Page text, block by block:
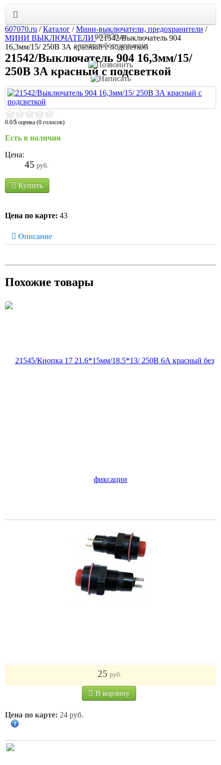
607070.ru
электрооборудование
607070.ru /Каталог /Мини-выключатели, предохранители /
МИНИ ВЫКЛЮЧАТЕЛИ/21542/Выключатель 904
16,3мм/15/ 250В 3А красный с подсветкой
21542/Выключатель 904 16,3мм/15/
250В 3А красный с подсветкой
0.0/5 оценка (0 голосов)
Есть в наличии
Цена:
45 руб.
Купить
Цена по карте: 43
Описание
Похожие товары
25 руб.
В корзину
Цена по карте: 24 руб.